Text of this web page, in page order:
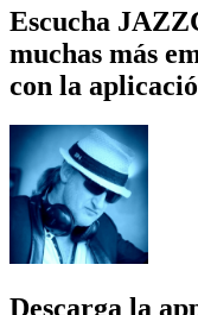
Escucha
muchas más
con la
Descarga la